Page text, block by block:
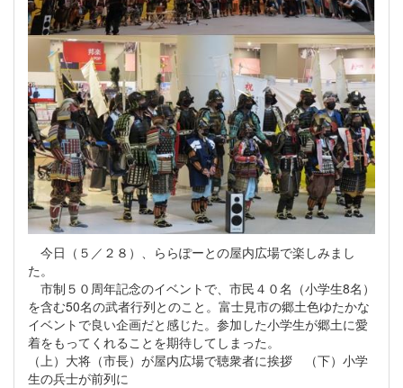
今日（５／２８）、ららぽーとの屋内広場で楽しみまし
た。
市制５０周年記念のイベントで、市民４０名（小学生8名）
を含む50名の武者行列とのこと。富士見市の郷土色ゆたかな
イベントで良い企画だと感じた。参加した小学生が郷土に愛
着をもってくれることを期待してしまった。
（上）大将（市長）が屋内広場で聴衆者に挨拶 （下）小学
生の兵士が前列に